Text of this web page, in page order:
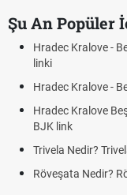
Şu An Popüler
Hradec Kralove -
linki
Hradec Kralove -
Hradec Kralove
BJK link
Trivela Nedir?
Röveşata Nedir?